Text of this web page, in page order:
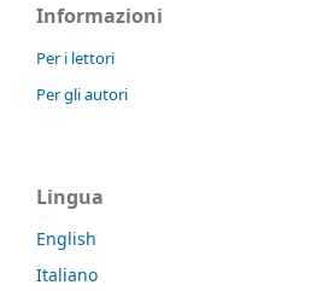
Informazioni
Per i lettori
Per gli autori
Lingua
English
Italiano